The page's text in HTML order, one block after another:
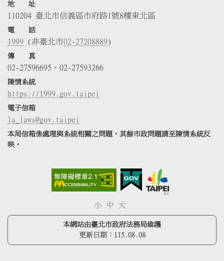
地 址
110204 臺北市信義區市府路1號8樓東北區
電 話
1999 (非臺北市02-27208889)
傳 真
02-27596695、02-27593266
陳情系統
https://1999.gov.taipei
電子信箱
la_laws@gov.taipei
本局信箱係處理與系統相關之問題，其餘市政問題請至陳情系統反
映。
小 中 大
本網站由臺北市政府法務局維護
更新日期： 115.08.08